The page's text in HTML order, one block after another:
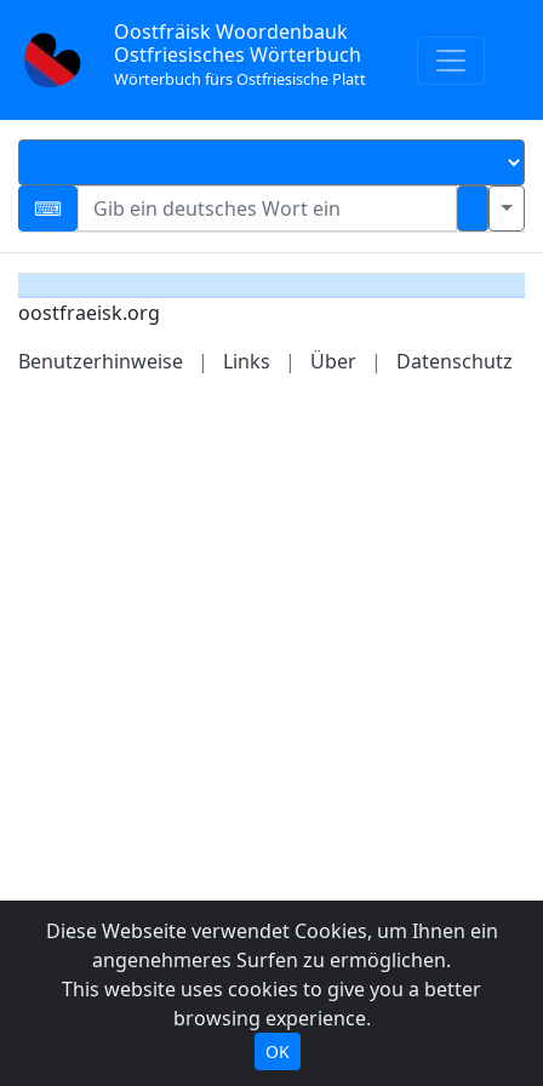
Oostfräisk Woordenbauk
Ostfriesisches Wörterbuch
Wörterbuch fürs Ostfriesische Platt
oostfraeisk.org
Benutzerhinweise
| Links | Über | Datenschutz
Diese Webseite verwendet Cookies, um Ihnen ein
angenehmeres Surfen zu ermöglichen.
This website uses cookies to give you a better
browsing experience.
OK